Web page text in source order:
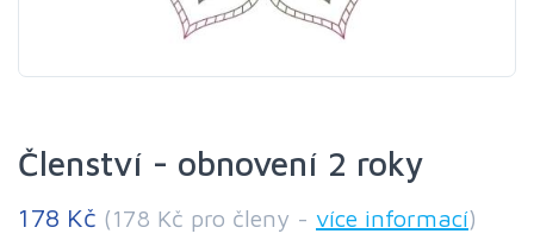
Členství - obnovení 2 roky
178 Kč (178 Kč pro členy - více informací)